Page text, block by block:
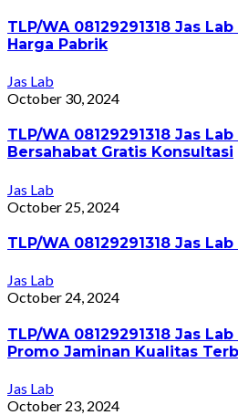
TLP/WA 08129291318 Jas
Harga Pabrik
Jas Lab
October 30, 2024
TLP/WA 08129291318 Jas
Bersahabat Gratis Konsultasi
Jas Lab
October 25, 2024
TLP/WA 08129291318 Jas
Jas Lab
October 24, 2024
TLP/WA 08129291318 Jas
Promo Jaminan Kualitas
Jas Lab
October 23, 2024